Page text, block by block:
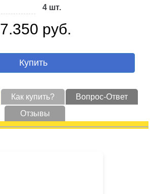
4 шт.
7.350 руб.
Купить
Как купить?
Вопрос-Ответ
Отзывы